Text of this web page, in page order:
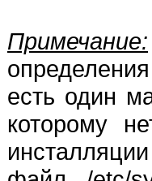
Примечание:
есть один
которому